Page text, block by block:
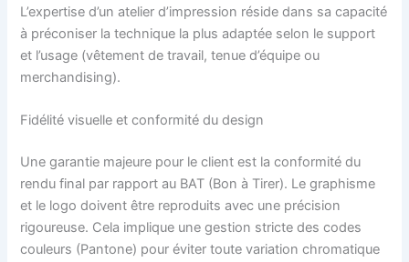
L’expertise d’un atelier d’impression réside dans sa capacité
à préconiser la technique la plus adaptée selon le support
et l’usage (vêtement de travail, tenue d’équipe ou
merchandising).
Fidélité visuelle et conformité du design
Une garantie majeure pour le client est la conformité du
rendu final par rapport au BAT (Bon à Tirer). Le graphisme
et le logo doivent être reproduits avec une précision
rigoureuse. Cela implique une gestion stricte des codes
couleurs (Pantone) pour éviter toute variation chromatique